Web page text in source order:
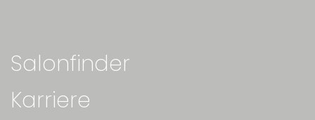
Salonfinder
Karriere